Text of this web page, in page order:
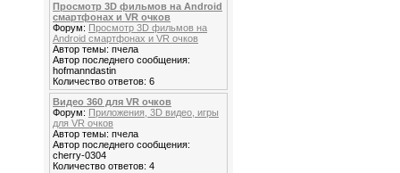
Просмотр 3D фильмов на Android
смартфонах и VR очков
Форум: Просмотр 3D фильмов на
Android смартфонах и VR очков
Автор темы: пчела
Автор последнего сообщения:
hofmanndastin
Количество ответов: 6
Видео 360 для VR очков
Форум: Приложения, 3D видео, игры
для VR очков
Автор темы: пчела
Автор последнего сообщения:
cherry-0304
Количество ответов: 4